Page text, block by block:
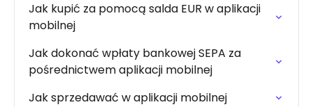
Jak kupić za pomocą salda EUR w aplikacji
mobilnej
Jak dokonać wpłaty bankowej SEPA za
pośrednictwem aplikacji mobilnej
Jak sprzedawać w aplikacji mobilnej